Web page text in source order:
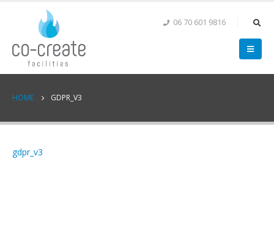
06 70 601 9816
HOME GDPR_V3
gdpr_v3